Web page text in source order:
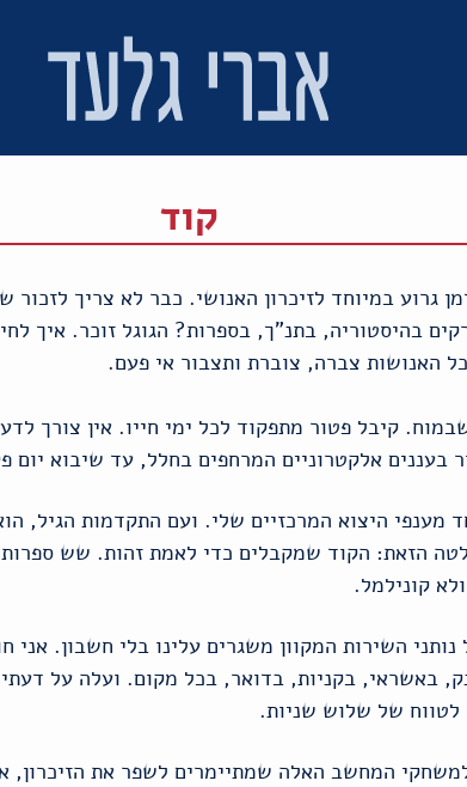
קוד
גרוע במיוחד לזיכרון האנושי. כבר לא צריך לזכור
בהיסטוריה, בתנ"ך, בספרות? הגוגל זוכר. איך
האנושות צברה, צוברת ותצבור אי פעם.
שבמוח. קיבל פטור מתפקוד לכל ימי חייו. אין צורך
בעננים אלקטרוניים המרחפים בחלל, עד שיבוא יום
מענפי היצוא המרכזיים שלי. ועם התקדמות הגיל,
הזאת: הקוד שמקבלים כדי לאמת זהות. שש
קונילמל.
השירות המקוון משגרים עלינו בלי חשבון.
באשראי, בקניות, בדואר, בכל מקום. ועלה על
לטווח של שלוש שניות.
המחשב האלה שמתיימרים לשפר את